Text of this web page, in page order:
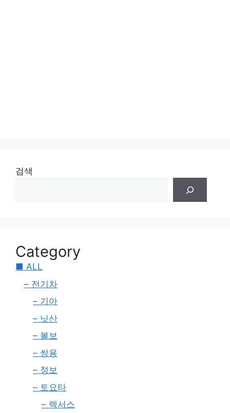
검색
Category
■ ALL
– 전기차
– 기아
– 닛산
– 볼보
– 쌍용
– 정보
– 토요타
– 렉서스